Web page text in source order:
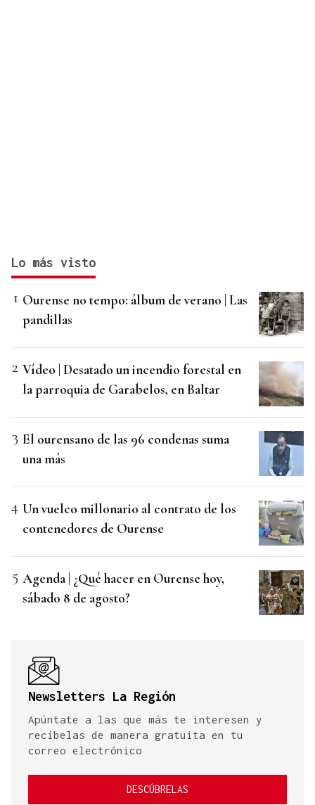
Lo más visto
Ourense no tempo: álbum de verano | Las
pandillas
Vídeo | Desatado un incendio forestal en
la parroquia de Garabelos, en Baltar
El ourensano de las 96 condenas suma
una más
Un vuelco millonario al contrato de los
contenedores de Ourense
Agenda | ¿Qué hacer en Ourense hoy,
sábado 8 de agosto?
Newsletters La Región
Apúntate a las que más te interesen y
recíbelas de manera gratuita en tu
correo electrónico
DESCÚBRELAS